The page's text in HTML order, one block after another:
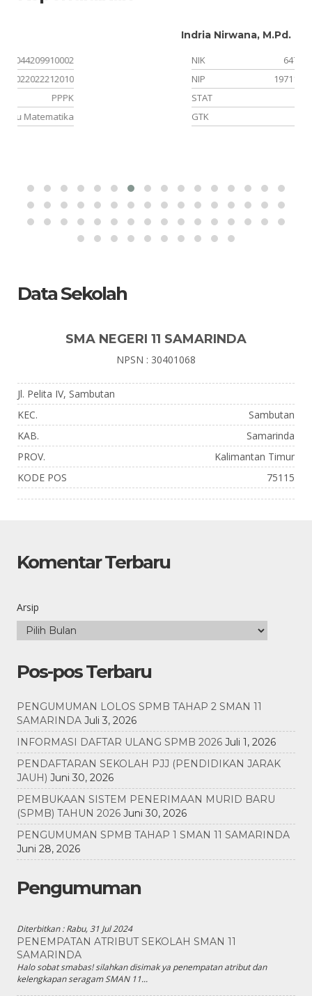
Indria Nirwana, M.Pd.
6472035012710004
197112102000122003
Data Sekolah
SMA NEGERI 11 SAMARINDA
NPSN : 30401068
Jl. Pelita IV, Sambutan
KEC.
Sambutan
KAB.
Samarinda
PROV.
Kalimantan Timur
KODE POS
75115
Komentar Terbaru
Arsip
Pos-pos Terbaru
PENGUMUMAN LOLOS SPMB TAHAP 2 SMAN 11
SAMARINDA Juli 3, 2026
INFORMASI DAFTAR ULANG SPMB 2026 Juli 1, 2026
PENDAFTARAN SEKOLAH PJJ (PENDIDIKAN JARAK
JAUH) Juni 30, 2026
PEMBUKAAN SISTEM PENERIMAAN MURID BARU
(SPMB) TAHUN 2026 Juni 30, 2026
PENGUMUMAN SPMB TAHAP 1 SMAN 11 SAMARINDA
Juni 28, 2026
Pengumuman
Diterbitkan :Rabu, 31 Jul 2024
PENEMPATAN ATRIBUT SEKOLAH SMAN 11
SAMARINDA
Halo sobat smabas! silahkan disimak ya penempatan atribut dan
kelengkapan seragam SMAN 11...